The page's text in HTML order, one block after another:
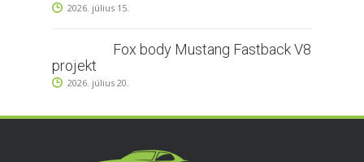
2026. július 15.
Fox body Mustang Fastback V8
projekt
2026. július 20.